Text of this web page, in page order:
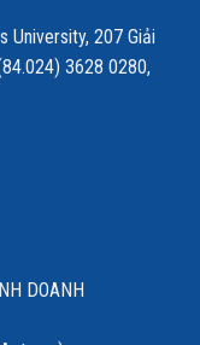
University, 207 Giải
3628 0280,
DOANH